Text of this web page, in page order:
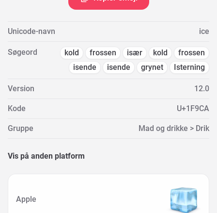
Unicode-navn ice
Søgeord kold frossen især kold
frossen
isende
isende grynet Isterning
Version 12.0
Kode U+1F9CA
Gruppe Mad og drikke > Drik
Vis på anden platform
Apple